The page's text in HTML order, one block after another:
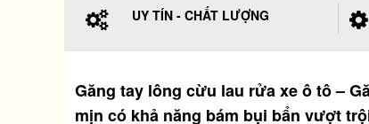
UY TÍN - CHẤT LƯỢNG
Găng tay lông cừu lau rửa xe ô tô –
mịn có khả năng bám bụi bẩn vượt